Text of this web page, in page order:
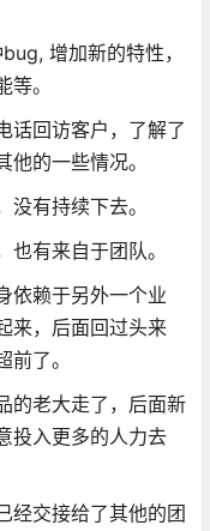
增加新的特性，
。
话回访客户，了解了
的一些情况。
有持续下去。
有来自于团队。
依赖于另外一个业
来，后面回过头来
了。
的老大走了，后面新
投入更多的人力去
经交接给了其他的团